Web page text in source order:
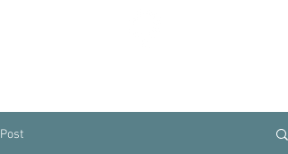
Post